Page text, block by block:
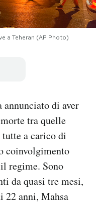
a Teheran (AP Photo)
di aver
tra quelle
a carico di
coinvolgimento
regime. Sono
da quasi tre mesi,
22 anni, Mahsa